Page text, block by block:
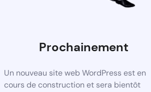
Prochainement
Un nouveau site web WordPress est en
cours de construction et sera bientôt